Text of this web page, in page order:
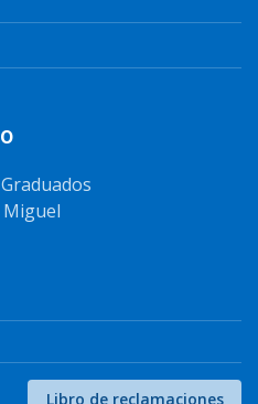
Miguel
Libro de reclamaciones